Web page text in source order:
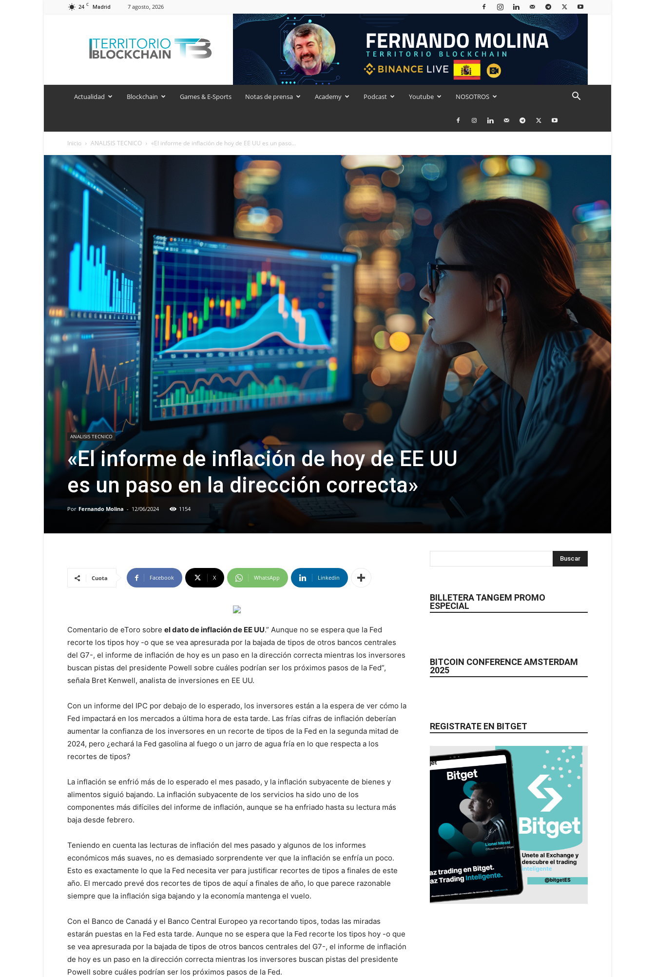
24 C Madrid 7 agosto, 2026
Blockchain
Actualidad Blockchain Games & E-Sports Notas de prensa Academy Podcast Youtube NOSOTROS
Inicio ANALISIS TECNICO «El informe de inflación de hoy de EE UU es un paso...
ANALISIS TECNICO
«El informe de inflación de hoy de EE UU
es un paso en la dirección correcta»
Por Fernando Molina - 12/06/2024 1154
Cuota Facebook X WhatsApp Linkedin
Comentario de eToro sobre el dato de inflación de EE UU.” Aunque no se espera que la Fed
recorte los tipos hoy -o que se vea apresurada por la bajada de tipos de otros bancos centrales
del G7-, el informe de inflación de hoy es un paso en la dirección correcta mientras los inversores
buscan pistas del presidente Powell sobre cuáles podrían ser los próximos pasos de la Fed”,
señala Bret Kenwell, analista de inversiones en EE UU.
Con un informe del IPC por debajo de lo esperado, los inversores están a la espera de ver cómo la
Fed impactará en los mercados a última hora de esta tarde. Las frías cifras de inflación deberían
aumentar la confianza de los inversores en un recorte de tipos de la Fed en la segunda mitad de
2024, pero ¿echará la Fed gasolina al fuego o un jarro de agua fría en lo que respecta a los
recortes de tipos?
La inflación se enfrió más de lo esperado el mes pasado, y la inflación subyacente de bienes y
alimentos siguió bajando. La inflación subyacente de los servicios ha sido uno de los
componentes más difíciles del informe de inflación, aunque se ha enfriado hasta su lectura más
baja desde febrero.
Teniendo en cuenta las lecturas de inflación del mes pasado y algunos de los informes
económicos más suaves, no es demasiado sorprendente ver que la inflación se enfría un poco.
Esto es exactamente lo que la Fed necesita ver para justificar recortes de tipos a finales de este
año. El mercado prevé dos recortes de tipos de aquí a finales de año, lo que parece razonable
siempre que la inflación siga bajando y la economía mantenga el vuelo.
Con el Banco de Canadá y el Banco Central Europeo ya recortando tipos, todas las miradas
estarán puestas en la Fed esta tarde. Aunque no se espera que la Fed recorte los tipos hoy -o que
se vea apresurada por la bajada de tipos de otros bancos centrales del G7-, el informe de inflación
de hoy es un paso en la dirección correcta mientras los inversores buscan pistas del presidente
Powell sobre cuáles podrían ser los próximos pasos de la Fed.
BILLETERA TANGEM PROMO
ESPECIAL
BITCOIN CONFERENCE AMSTERDAM
2025
REGISTRATE EN BITGET